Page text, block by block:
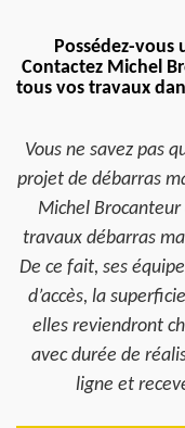
Possédez-vous
Contactez Michel
tous vos travaux
Vous ne savez pas
projet de débarras
Michel
travaux débarras
De ce fait, ses
d’accès, la
elles reviendront
avec durée de
ligne et